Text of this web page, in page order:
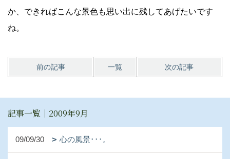
か、できればこんな景色も思い出に残してあげたいです
ね。
前の記事 一覧 次の記事
記事一覧｜2009年9月
09/09/30 心の風景･･･。